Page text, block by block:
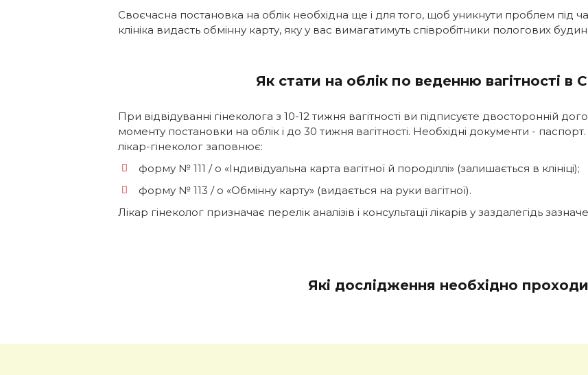
Своєчасна постановка на облік необхідна ще і для того, щоб уникнути проблем під
клініка видасть обмінну карту, яку у вас вимагатимуть співробітники пологових
Як стати на облік по веденню вагітності в
При відвідуванні гінеколога з 10-12 тижня вагітності ви підписуєте двосторонній
моменту постановки на облік і до 30 тижня вагітності. Необхідні документи -
лікар-гінеколог заповнює:
форму № 111 / о «Індивідуальна карта вагітної й породіллі» (залишається в клініці);
форму № 113 / о «Обмінну карту» (видається на руки вагітної).
Лікар гінеколог призначає перелік аналізів і консультації лікарів у заздалегідь
Які дослідження необхідно